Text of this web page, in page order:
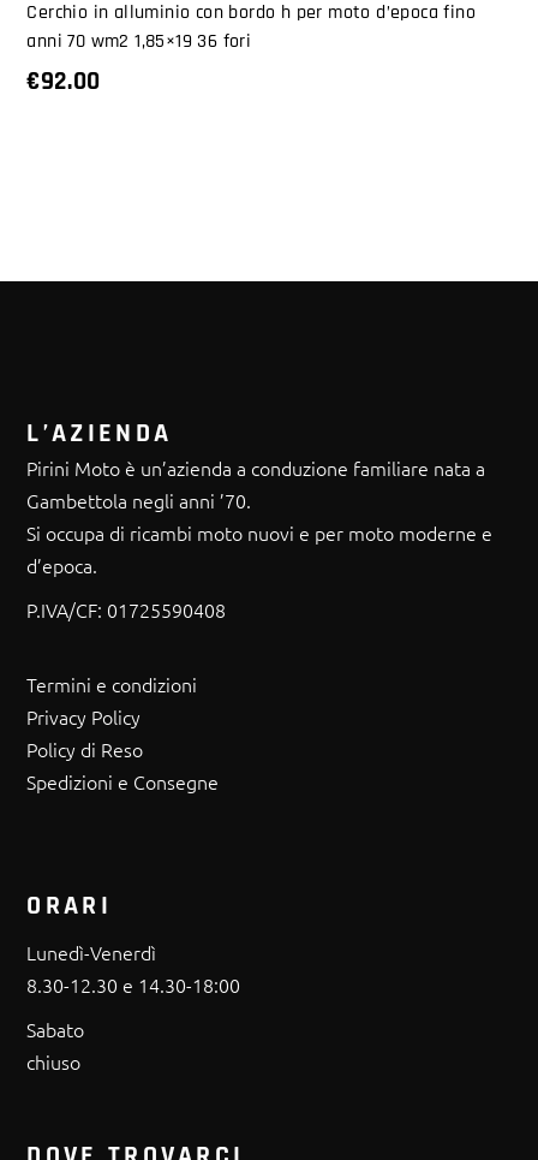
Cerchio in alluminio con bordo h per moto d’epoca fino
anni 70 wm2 1,85×19 36 fori
€92.00
L’AZIENDA
Pirini Moto è un’azienda a conduzione familiare nata a
Gambettola negli anni ’70.
Si occupa di ricambi moto nuovi e per moto moderne e
d’epoca.
P.IVA/CF: 01725590408
Termini e condizioni
Privacy Policy
Policy di Reso
Spedizioni e Consegne
ORARI
Lunedì-Venerdì
8.30-12.30 e 14.30-18:00
Sabato
chiuso